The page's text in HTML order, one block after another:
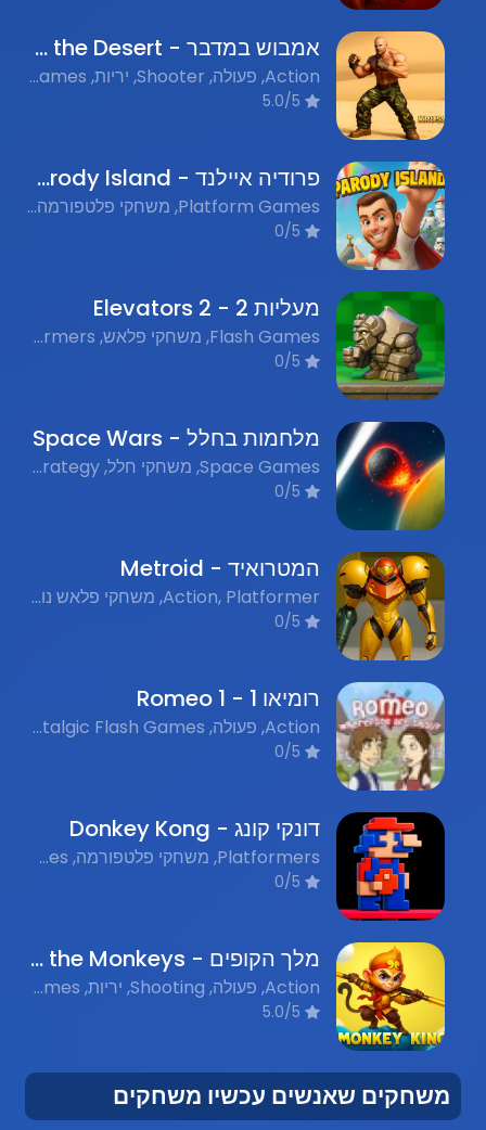
אמבוש במדבר - Ambush in the Desert
Action, פעולה, Shooter, יריות, Flash Games, משחקי פלאש, Nostalgic Games, משחקי נוסטלגיה
פרודיה איילנד - Parody Island
Platform Games, משחקי פלטפורמה, Nostalgic Flash Games, משחקי פלאש נוסטלגים, Action Games, משחקי פעולה, Free Games, משחקים חינם
מעליות 2 - Elevators 2
Flash Games, משחקי פלאש, Platformers, משחקי פלטפורמה, Nostalgic Games, משחקי נוסטלגיה
מלחמות בחלל - Space Wars
Space Games, משחקי חלל, Strategy, אסטרטגיה, Action, פעולה, Flash Games, משחקי פלאש, Nostalgic Games, משחקי נוסטלגיה
המטרואיד - Metroid
Action, Platformer, משחקי פלאש נוסטלגים, פעולה, פלטפורמה
רומיאו 1 - Romeo 1
Action, פעולה, Nostalgic Flash Games, משחקי פלאש נוסטלגים, Platform, פלטפורמה
דונקי קונג - Donkey Kong
Platformers, משחקי פלטפורמה, Nostalgic Games, משחקי נוסטלגיה
מלך הקופים - King of the Monkeys
Action, פעולה, Shooting, יריות, Flash Games, משחקי פלאש, Adventure, הרפתקאות, Nostalgic Games, משחקי נוסטלגיה
משחקים שאנשים עכשיו משחקים